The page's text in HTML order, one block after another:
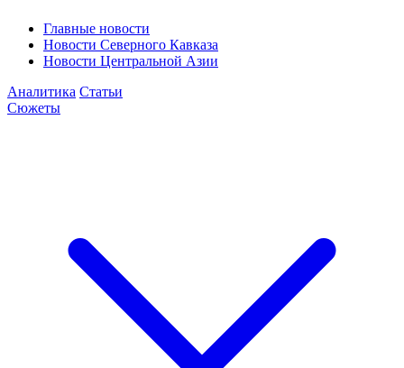
Главные новости
Новости Северного Кавказа
Новости Центральной Азии
Аналитика Статьи
Сюжеты